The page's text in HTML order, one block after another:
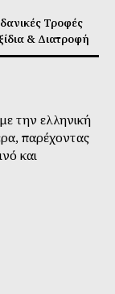
Τροφές
& Διατροφή
την ελληνική
παρέχοντας
και